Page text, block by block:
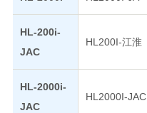
HL-200i-
JAC
HL200I-江淮
HL-2000i-
JAC
HL2000I-JAC